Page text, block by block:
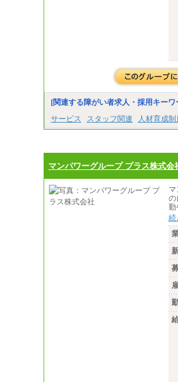
[関連する障がい者求人・採用キーワ
サービス
スタッフ関連 人材育成
マンパワーグループ プラス株式会
の
勤
続